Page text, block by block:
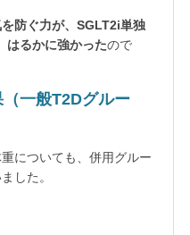
防ぐ力が、SGLT2i単独
はるかに強かったので
一般T2Dグルー
についても、併用グルー
した。